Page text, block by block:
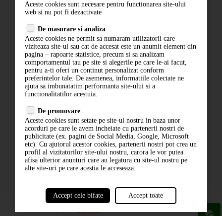
Contact
Politica de confidentialitate
ANPC
ABONARE LA NEWSLETTER
ABONARE
Aceste cookies sunt necesare pentru functionarea site-ului
web si nu pot fi dezactivate
De masurare si analiza
Aceste cookies ne permit sa numaram utilizatorii care
viziteaza site-ul sau cat de accesat este un anumit element din
pagina – rapoarte statistice, precum si sa analizam
comportamentul tau pe site si alegerile pe care le-ai facut,
pentru a-ti oferi un continut personalizat conform
preferintelor tale. De asemenea, informatiile colectate ne
ajuta sa imbunatatim performanta site-ului si a
functionalitatilor acestuia.
De promovare
Aceste cookies sunt setate pe site-ul nostru in baza unor
acorduri pe care le avem incheiate cu partenerii nostri de
publicitate (ex. pagini de Social Media, Google, Microsoft
etc). Cu ajutorul acestor cookies, partenerii nostri pot crea un
profil al vizitatorilor site-ului nostru, carora le vor putea
afisa ulterior anunturi care au legatura cu site-ul nostru pe
alte site-uri pe care acestia le acceseaza.
Accept cele bifate Accept toate